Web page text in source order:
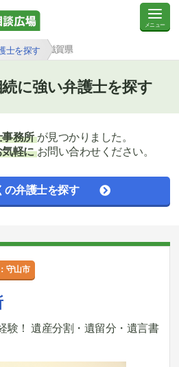
士を探す 滋賀県
に強い弁護士を探す
務所 が見つかりました。
軽に お問い合わせください。
の弁護士を探す
守山市
験！ 遺産分割・遺留分・遺言書